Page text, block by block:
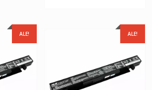
ALE! ALE!